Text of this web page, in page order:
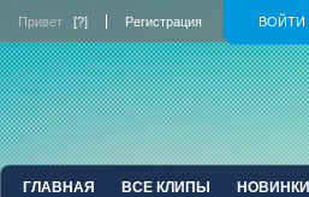
ВОЙТИ
Привет [?] Регистрация
ГЛАВНАЯ ВСЕ КЛИПЫ НОВИНКИ